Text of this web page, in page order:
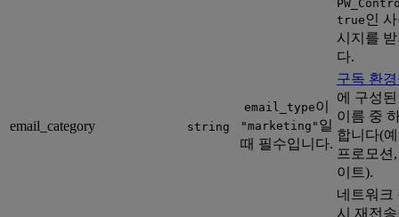
true 인
시지를
다.
email_category string
email_type이
"marketing" 일
때 필수입니다.
구독 환
에 구성
이름 중
합니다(
프로모션
이트).
네트워크
시 재전